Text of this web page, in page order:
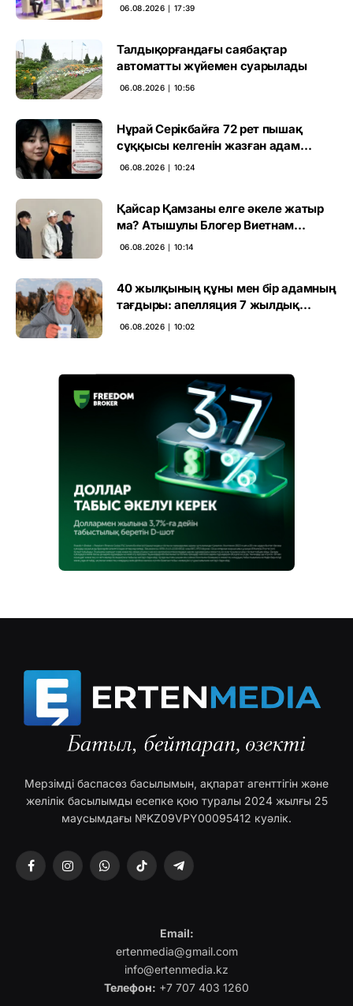
06.08.2026 ∣ 17:39
Талдықорғандағы саябақтар
автоматты жүйемен суарылады
06.08.2026 ∣ 10:56
Нұрай Серікбайға 72 рет пышақ
сұққысы келгенін жазған адам
ұсталды
06.08.2026 ∣ 10:24
Қайсар Қамзаны елге әкеле жатыр
ма? Атышулы Блогер Виетнам
әуежайында көзге түсті
06.08.2026 ∣ 10:14
40 жылқының құны мен бір адамның
тағдыры: апелляция 7 жылдық
үкімді бұзды
06.08.2026 ∣ 10:02
Мерзімді баспасөз басылымын, ақпарат агенттігін және
желілік басылымды есепке қою туралы 2024 жылғы 25
маусымдағы №KZ09VPY00095412 куәлік.
FacebookInstagramWhatsAppTikTok Telegram
Email:
ertenmedia@gmail.com
info@ertenmedia.kz
Телефон: +7 707 403 1260